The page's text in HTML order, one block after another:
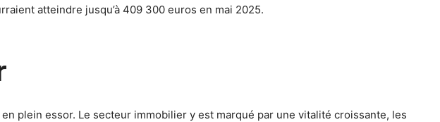
atteindre jusqu’à 409 300 euros en mai 2025.
en plein essor. Le secteur immobilier y est marqué par une vitalité croissante, les